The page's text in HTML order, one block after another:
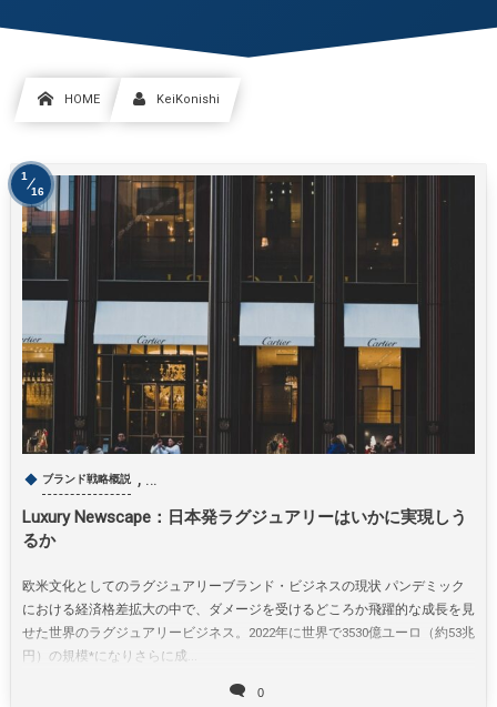
HOME KeiKonishi
ブランド戦略概説 , …
Luxury Newscape：日本発ラグジュアリーはいかに実現しう
るか
欧米文化としてのラグジュアリーブランド・ビジネスの現状 パンデミック
における経済格差拡大の中で、ダメージを受けるどころか飛躍的な成長を見
せた世界のラグジュアリービジネス。2022年に世界で3530億ユーロ（約53兆
円）の規模*になりさらに成...
0
1
16